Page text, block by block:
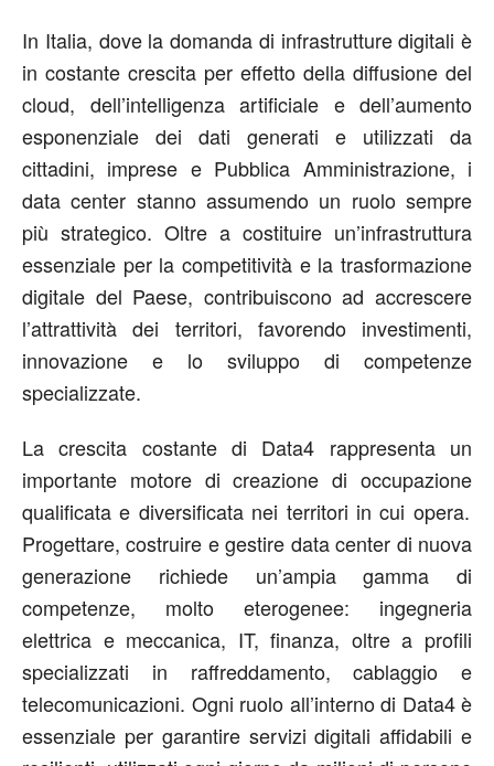
In Italia, dove la domanda di infrastrutture digitali è
in costante crescita per effetto della diffusione del
cloud, dell’intelligenza artificiale e dell’aumento
esponenziale dei dati generati e utilizzati da
cittadini, imprese e Pubblica Amministrazione, i
data center stanno assumendo un ruolo sempre
più strategico. Oltre a costituire un’infrastruttura
essenziale per la competitività e la trasformazione
digitale del Paese, contribuiscono ad accrescere
l’attrattività dei territori, favorendo investimenti,
innovazione e lo sviluppo di competenze
specializzate.
La crescita costantedi Data4 rappresenta un
importante motore di creazione di occupazione
qualificata e diversificata nei territori in cui opera.
Progettare, costruire e gestire data center di nuova
generazione richiede un’ampia gamma di
competenze, molto eterogenee: ingegneria
elettrica e meccanica, IT, finanza, oltre a profili
specializzati in raffreddamento, cablaggio e
telecomunicazioni. Ogni ruolo all’interno di Data4 è
essenziale per garantire servizi digitali affidabili e